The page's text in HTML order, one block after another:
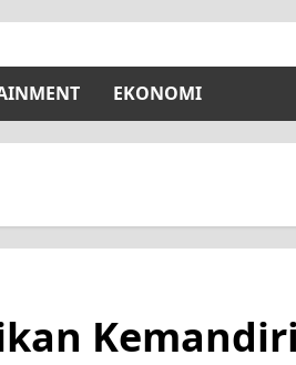
EKONOMI